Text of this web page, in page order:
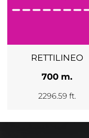
RETTILINEO
700 m.
2296.59 ft.